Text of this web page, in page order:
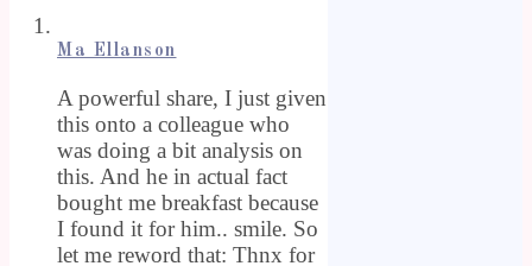
Ma Ellanson
A powerful share, I just given
this onto a colleague who
was doing a bit analysis on
this. And he in actual fact
bought me breakfast because
I found it for him.. smile. So
let me reword that: Thnx for